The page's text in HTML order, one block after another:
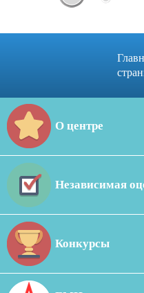
О центре
Независимая
Конкурсы